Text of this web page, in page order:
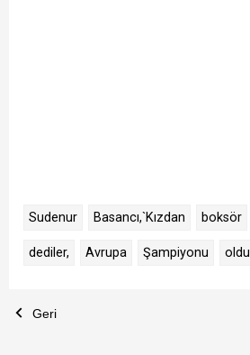
Sudenur Basancı,`Kızdan boksör
dediler, Avrupa Şampiyonu oldu
Geri